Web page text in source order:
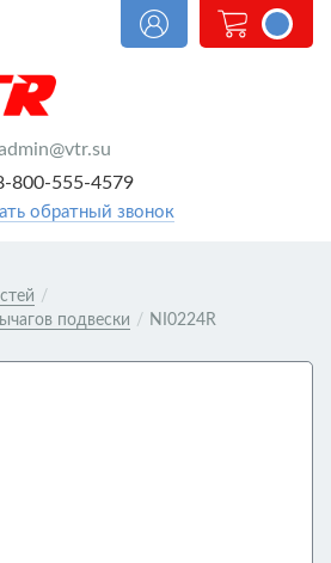
800-555-4579
обратный звонок
<@
order.count
|| 0 @>
/
подвески / NI0224R